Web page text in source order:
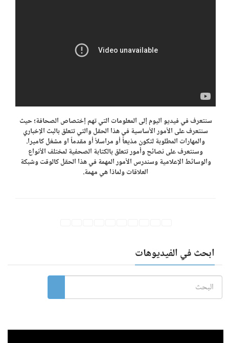
سنتعرف في فيديو اليوم إلى المعلومات التي تهم إختصاص الصحافة؛ حيث
سنتعرف على الأمور الأساسية في هذا الحقل والتي تتعلق بالبث الإخباري
والمهارات المطلوبة لتكون مذيعاً أو مراسلاً أو مقدماً او مشغل كاميرا.
وسنتعرف على نصائح وأمور تتعلق بالكتابة الصحفية لمختلف الأنواع
والوسائط الإعلامية وسندرس الأمور المهمة في هذا الحقل كالوقت وشبكة
العلاقات ولماذا هي مهمة.
ابحث في الفيديوهات